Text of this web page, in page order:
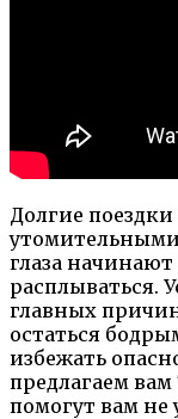
Долгие
глаза
расплываться.
главных
остаться
избежать
предлагаем
помогут вам не